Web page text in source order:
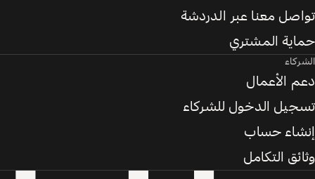
تواصل معنا عبر الدردشة
حماية المشتري
الشركاء
دعم الأعمال
تسجيل الدخول للشركاء
إنشاء حساب
وثائق التكامل